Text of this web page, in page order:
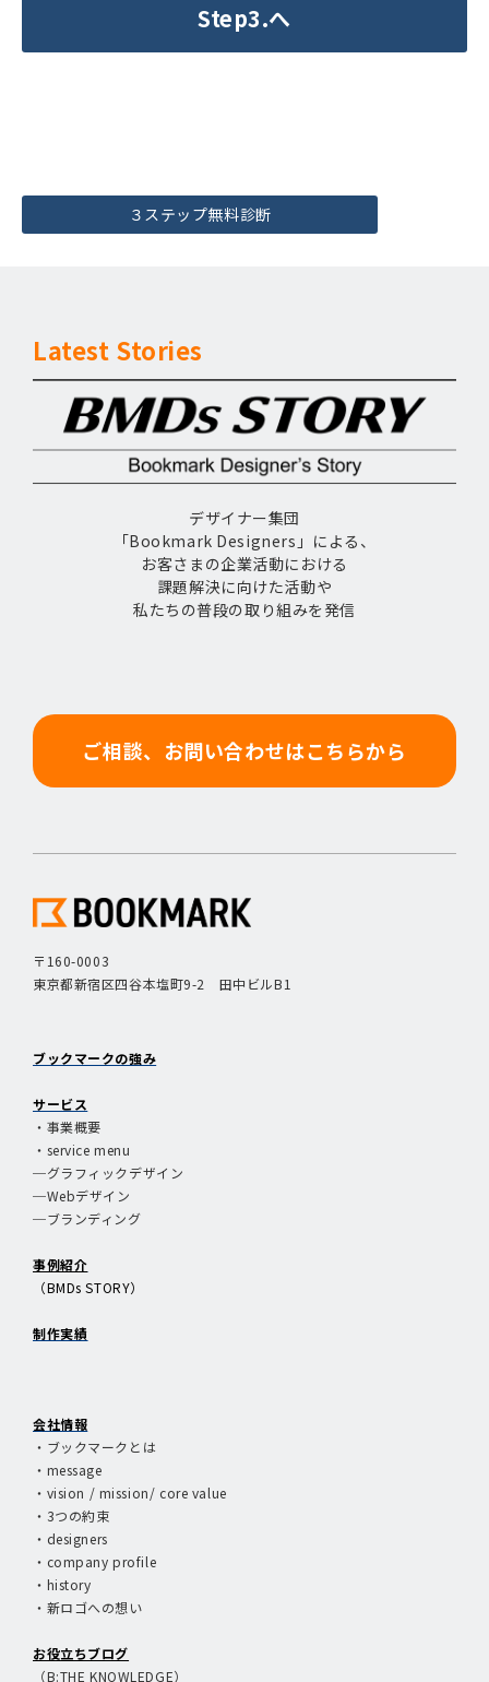
Step3.へ
３ステップ無料診断
Latest Stories
デザイナー集団
「Bookmark Designers」による、
お客さまの企業活動における
課題解決に向けた活動や
私たちの普段の取り組みを発信
ご相談、お問い合わせはこちらから
〒160-0003
東京都新宿区四谷本塩町9-2 田中ビルB1
ブックマークの強み
サービス
・事業概要
・service menu
─グラフィックデザイン
─Webデザイン
─ブランディング
事例紹介
（BMDs STORY）
制作実績
会社情報
・ブックマークとは
・message
・vision / mission/ core value
・3つの約束
・designers
・company profile
・history
・新ロゴへの想い
お役立ちブログ
（B:THE KNOWLEDGE）